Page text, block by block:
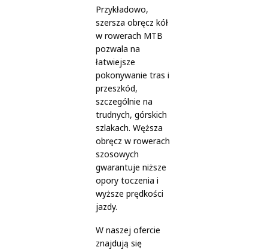
Przykładowo,
szersza obręcz kół
w rowerach MTB
pozwala na
łatwiejsze
pokonywanie tras i
przeszkód,
szczególnie na
trudnych, górskich
szlakach. Węższa
obręcz w rowerach
szosowych
gwarantuje niższe
opory toczenia i
wyższe prędkości
jazdy.
W naszej ofercie
znajdują się